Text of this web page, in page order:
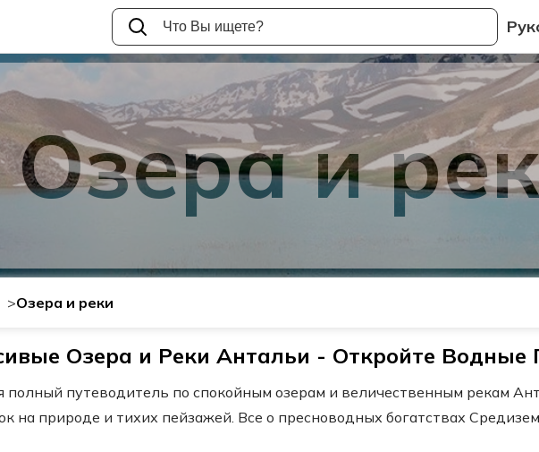
Озера и
>Озера и реки
Озера и Реки Антальи - Откройте Водные
полный путеводитель по спокойным озерам и величественным рекам
на природе и тихих пейзажей. Все о пресноводных богатствах